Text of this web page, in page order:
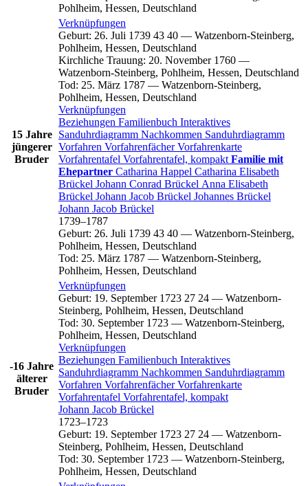
Pohlheim, Hessen, Deutschland
15 Jahre
jüngerer
Bruder
Verknüpfungen
Geburt: 26. Juli 1739 43 40 — Watzenborn-Steinberg,
Pohlheim, Hessen, Deutschland
Kirchliche Trauung: 20. November 1760 —
Watzenborn-Steinberg, Pohlheim, Hessen, Deutschland
Tod: 25. März 1787 — Watzenborn-Steinberg,
Pohlheim, Hessen, Deutschland
Verknüpfungen
Beziehungen Familienbuch Interaktives
Sanduhrdiagramm Nachkommen Sanduhrdiagramm
Vorfahren VorfahrenfächerVorfahrenkarte
Vorfahrentafel Vorfahrentafel, kompakt Familie mit
Ehepartner Catharina Happel Catharina Elisabeth
Brückel Johann Conrad Brückel Anna Elisabeth
Brückel Johann Jacob Brückel Johannes Brückel
Johann Jacob Brückel
1739–1787
Geburt: 26. Juli 1739 43 40 — Watzenborn-Steinberg,
Pohlheim, Hessen, Deutschland
Tod: 25. März 1787 — Watzenborn-Steinberg,
Pohlheim, Hessen, Deutschland
-16 Jahre
älterer
Bruder
Verknüpfungen
Geburt: 19. September 1723 27 24 — Watzenborn-
Steinberg, Pohlheim, Hessen, Deutschland
Tod: 30. September 1723 — Watzenborn-Steinberg,
Pohlheim, Hessen, Deutschland
Verknüpfungen
Beziehungen Familienbuch Interaktives
Sanduhrdiagramm Nachkommen Sanduhrdiagramm
Vorfahren VorfahrenfächerVorfahrenkarte
Vorfahrentafel Vorfahrentafel, kompakt
Johann Jacob Brückel
1723–1723
Geburt: 19. September 1723 27 24 — Watzenborn-
Steinberg, Pohlheim, Hessen, Deutschland
Tod: 30. September 1723 — Watzenborn-Steinberg,
Pohlheim, Hessen, Deutschland